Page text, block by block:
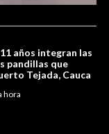
años integran las
pandillas que
Tejada, Cauca
hora